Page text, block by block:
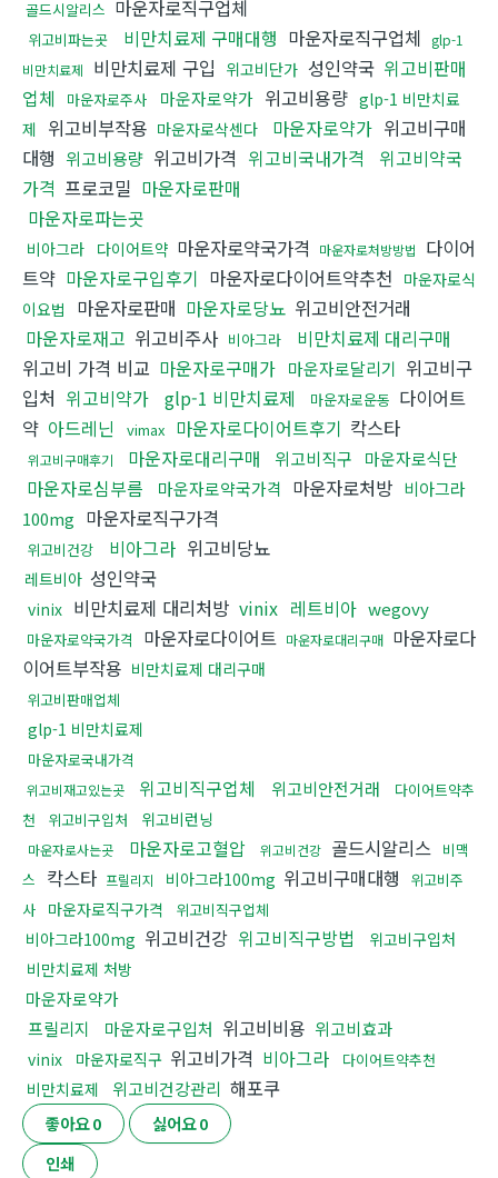
골드시알리스 마운자로직구업체
위고비파는곳 비만치료제 구매대행 마운자로직구업체 glp-1
비만치료제
비만치료제 구입 위고비단가 성인약국 위고비판매
업체
마운자로주사 마운자로약가 위고비용량 glp-1 비만치료
제 위고비부작용 마운자로삭센다 마운자로약가 위고비구매
대행 위고비용량 위고비가격 위고비국내가격
위고비약국
가격 프로코밀 마운자로판매
마운자로파는곳
비아그라 다이어트약 마운자로약국가격 마운자로처방방법
다이어
트약 마운자로구입후기 마운자로다이어트약추천 마운자로식
이요법
마운자로판매 마운자로당뇨 위고비안전거래
마운자로재고 위고비주사 비아그라
비만치료제 대리구매
위고비 가격 비교 마운자로구매가 마운자로달리기 위고비구
입처 위고비약가 glp-1 비만치료제 마운자로운동 다이어트
약 아드레닌 vimax 마운자로다이어트후기 칵스타
위고비구매후기 마운자로대리구매 위고비직구 마운자로식단
마운자로심부름 마운자로약국가격 마운자로처방 비아그라
100mg 마운자로직구가격
위고비건강 비아그라 위고비당뇨
레트비아 성인약국
vinix 비만치료제 대리처방 vinix 레트비아 wegovy
마운자로약국가격 마운자로다이어트 마운자로대리구매 마운자로다
이어트부작용 비만치료제 대리구매
위고비판매업체
glp-1 비만치료제
마운자로국내가격
위고비재고있는곳 위고비직구업체 위고비안전거래
다이어트약추
천
위고비구입처 위고비런닝
마운자로사는곳 마운자로고혈압 위고비건강 골드시알리스 비맥
스
칵스타 프릴리지 비아그라100mg 위고비구매대행
위고비주
사
마운자로직구가격 위고비직구업체
비아그라100mg 위고비건강 위고비직구방법
위고비구입처
비만치료제 처방
마운자로약가
프릴리지
마운자로구입처 위고비비용 위고비효과
vinix 마운자로직구 위고비가격 비아그라 다이어트약추천
비만치료제 위고비건강관리 해포쿠
좋아요0 싫어요0
인쇄